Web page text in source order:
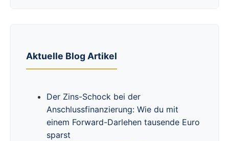
Aktuelle Blog Artikel
Der Zins-Schock bei der
Anschlussfinanzierung: Wie du mit
einem Forward-Darlehen tausende Euro
sparst